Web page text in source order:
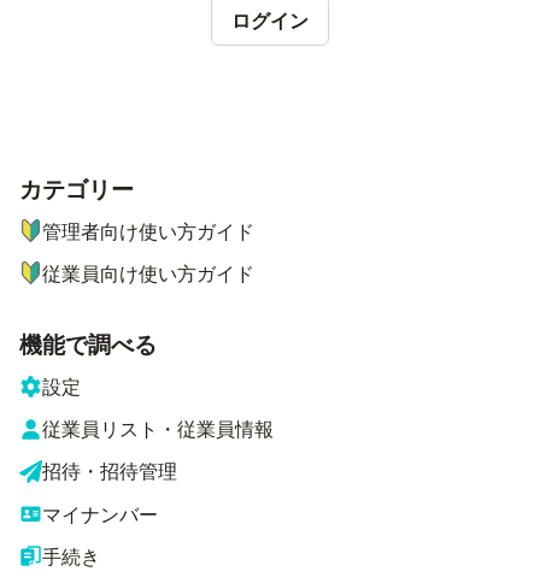
ログイン
ナビゲーションメニュー
カテゴリー
管理者向け使い方ガイド
従業員向け使い方ガイド
機能で調べる
設定
従業員リスト・従業員情報
招待・招待管理
マイナンバー
手続き